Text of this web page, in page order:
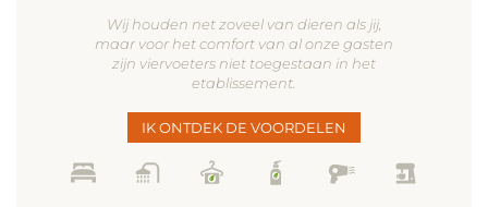
Wij houden net zoveel van dieren als jij,
maar voor het comfort van al onze gasten
zijn viervoeters niet toegestaan in het
etablissement.
IK ONTDEK DE VOORDELEN